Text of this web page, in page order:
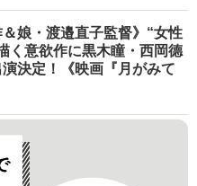
＆娘・渡邉直子監督》“女性
く意欲作に黒木瞳・西岡德
決定！《映画『月がみて